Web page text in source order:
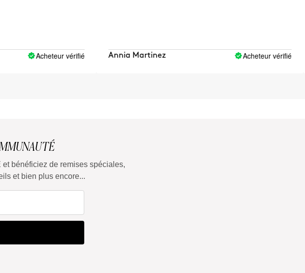
Acheteur vérifié Annia Martinez Acheteur vérifié
bénéficiez de remises spéciales,
et bien plus encore...